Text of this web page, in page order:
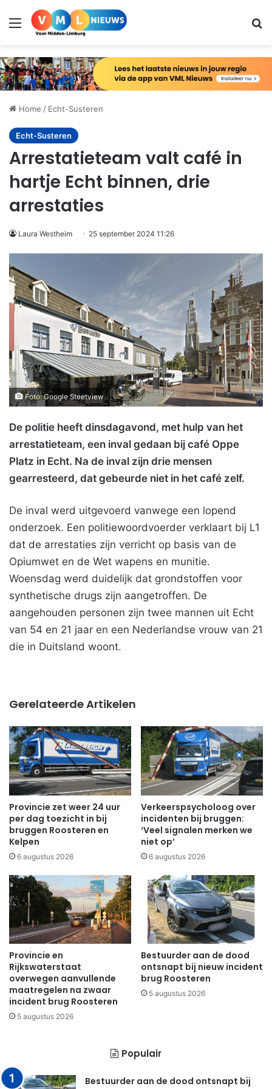
Menu
Home / Echt-Susteren
Echt-Susteren
Arrestatieteam valt café in
hartje Echt binnen, drie
arrestaties
Laura Westheim 25 september 2024 11:26
Foto: Google Steetview
De politie heeft dinsdagavond, met hulp van het
arrestatieteam, een inval gedaan bij café Oppe
Platz in Echt. Na de inval zijn drie mensen
gearresteerd, dat gebeurde niet in het café zelf.
De inval werd uitgevoerd vanwege een lopend
onderzoek. Een politiewoordvoerder verklaart bij L1
dat de arrestaties zijn verricht op basis van de
Opiumwet en de Wet wapens en munitie.
Woensdag werd duidelijk dat grondstoffen voor
synthetische drugs zijn aangetroffen. De
aangehouden personen zijn twee mannen uit Echt
van 54 en 21 jaar en een Nederlandse vrouw van 21
die in Duitsland woont.
Gerelateerde Artikelen
Provincie zet weer 24 uur
per dag toezicht in bij
bruggen Roosteren en
Kelpen
6 augustus 2026
Verkeerspsycholoog over
incidenten bij bruggen:
‘Veel signalen merken we
niet op’
6 augustus 2026
Provincie en
Rijkswaterstaat
overwegen aanvullende
maatregelen na zwaar
incident brug Roosteren
5 augustus 2026
Bestuurder aan de dood
ontsnapt bij nieuw incident
brug Roosteren
5 augustus 2026
Populair
Bestuurder aan de dood ontsnapt bij